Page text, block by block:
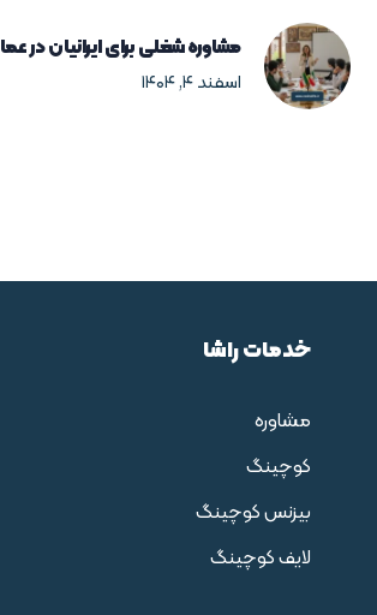
مشاوره شغلی برای ایرانیان در
اسفند ۴, ۱۴۰۴
خدمات راشا
مشاوره
کوچینگ
بیزنس کوچینگ
لایف کوچینگ